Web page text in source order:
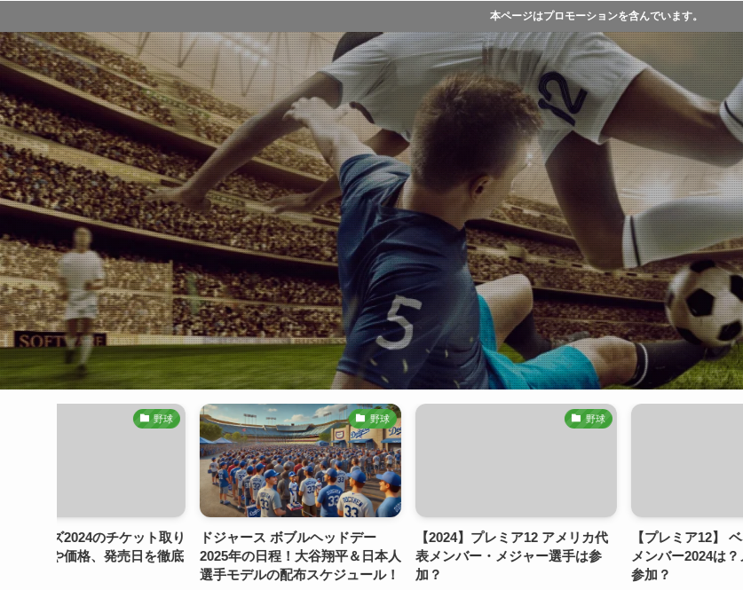
本ページはプロモーションを含んでいます。
野球
ドジャース ボブルヘッドデー
2025年の日程！大谷翔平＆日本人
選手モデルの配布スケジュール！
【2024】プレミア12 アメリカ代
表メンバー・メジャー選手は参
加？
【プレミア12】 ベネズエラ代表
メンバー2024は？メジャー選手は
【プ
の参